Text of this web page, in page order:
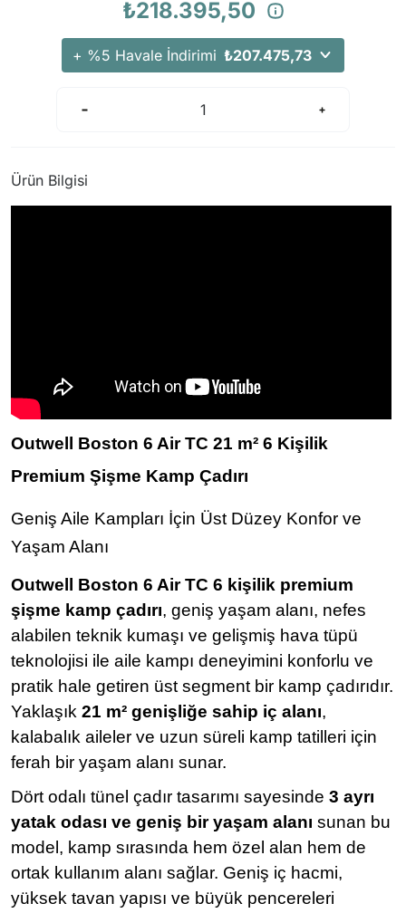
₺218.395,50
+ %5 Havale İndirimi ₺207.475,73
Ürün Bilgisi
Outwell Boston 6 Air TC 21 m² 6 Kişilik
Premium Şişme Kamp Çadırı
Geniş Aile Kampları İçin Üst Düzey Konfor ve
Yaşam Alanı
Outwell Boston 6 Air TC 6 kişilik premium
şişme kamp çadırı, geniş yaşam alanı, nefes
alabilen teknik kumaşı ve gelişmiş hava tüpü
teknolojisi ile aile kampı deneyimini konforlu ve
pratik hale getiren üst segment bir kamp çadırıdır.
Yaklaşık 21 m² genişliğe sahip iç alanı,
kalabalık aileler ve uzun süreli kamp tatilleri için
ferah bir yaşam alanı sunar.
Dört odalı tünel çadır tasarımı sayesinde 3 ayrı
yatak odası ve geniş bir yaşam alanı sunan bu
model, kamp sırasında hem özel alan hem de
ortak kullanım alanı sağlar. Geniş iç hacmi,
yüksek tavan yapısı ve büyük pencereleri